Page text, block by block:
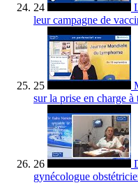
24
leur campagne de
25
sur la prise en charge
26
gynécologue